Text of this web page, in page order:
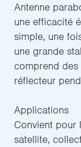
Antenne
une efficacité
simple, une
une grande
comprend des
réflecteur
Applications
Convient pour
satellite,